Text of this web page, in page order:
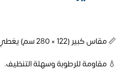
📏 مقاس كبير (122 × 280 سم) يغطي مساحة أوسع بأقل عدد من الألواح.
💧 مقاومة للرطوبة وسهلة التنظيف.